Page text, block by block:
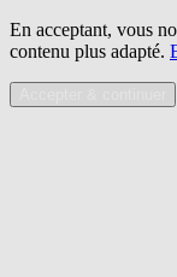
En acceptant, vous
contenu plus adapté.